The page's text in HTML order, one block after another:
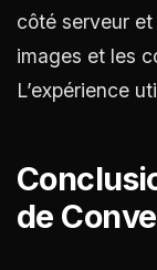
côté serveur
images et les
L’expérience
de